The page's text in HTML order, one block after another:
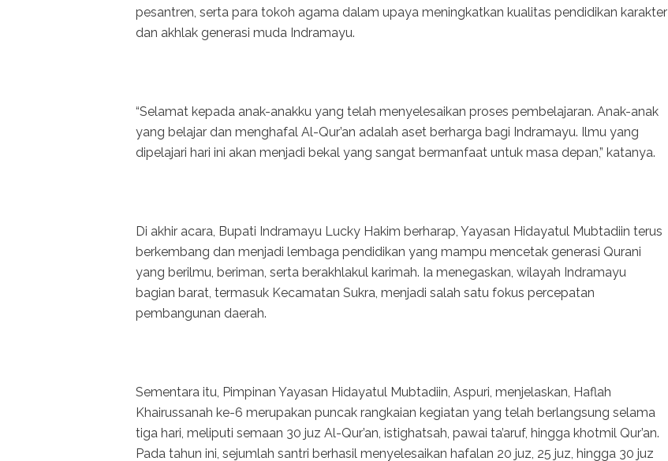
pesantren, serta para tokoh agama dalam upaya meningkatkan kualitas pendidikan karakter
dan akhlak generasi muda Indramayu.
“Selamat kepada anak-anakku yang telah menyelesaikan proses pembelajaran. Anak-anak
yang belajar dan menghafal Al-Qur’an adalah aset berharga bagi Indramayu. Ilmu yang
dipelajari hari ini akan menjadi bekal yang sangat bermanfaat untuk masa depan,” katanya.
Di akhir acara, Bupati Indramayu Lucky Hakim berharap, Yayasan Hidayatul Mubtadiin terus
berkembang dan menjadi lembaga pendidikan yang mampu mencetak generasi Qurani
yang berilmu, beriman, serta berakhlakul karimah. Ia menegaskan, wilayah Indramayu
bagian barat, termasuk Kecamatan Sukra, menjadi salah satu fokus percepatan
pembangunan daerah.
Sementara itu, Pimpinan Yayasan Hidayatul Mubtadiin, Aspuri, menjelaskan, Haflah
Khairussanah ke-6 merupakan puncak rangkaian kegiatan yang telah berlangsung selama
tiga hari, meliputi semaan 30 juz Al-Qur’an, istighatsah, pawai ta’aruf, hingga khotmil Qur’an.
Pada tahun ini, sejumlah santri berhasil menyelesaikan hafalan 20 juz, 25 juz, hingga 30 juz